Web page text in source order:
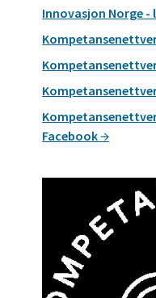
Innovasjon Norge
Facebook